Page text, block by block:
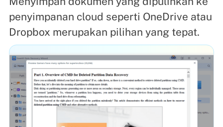
penyimpanan cloud seperti OneDrive atau
Dropbox merupakan pilihan yang tepat.